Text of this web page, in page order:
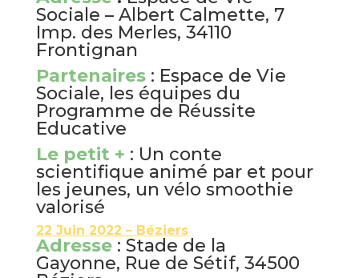
Sociale – Albert Calmette, 7
Imp. des Merles, 34110
Frontignan
Partenaires: Espace de Vie
Sociale, les équipes du
Programme de Réussite
Educative
Le petit + : Un conte
scientifique animé par et pour
les jeunes, un vélo smoothie
valorisé
22 Juin 2022 – Béziers
Adresse : Stade de la
Gayonne, Rue de Sétif, 34500